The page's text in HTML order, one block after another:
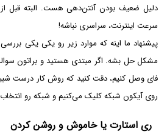
دلیل ضعیف بودن آنتن‌دهی هست. البته قبل
سرعت اینترنت، سراسری نباشه!
پیشنهاد ما اینه که موارد زیر رو یکی یکی
مشکل حل بشه. اگر مبتدی هستید و براتون
فای وصل کنیم، دقت کنید که روش کار درست شبیه
روی آیکون شبکه کلیک می‌کنیم و شبکه رو
ری استارت یا خاموش و روشن کردن